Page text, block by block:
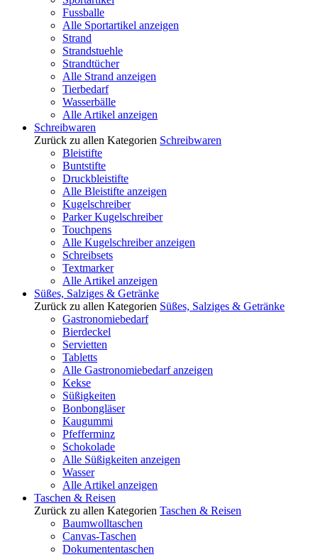
Fussballe
Alle Sportartikel anzeigen
Strand
Strandstuehle
Strandtücher
Alle Strand anzeigen
Tierbedarf
Wasserbälle
Alle Artikel anzeigen
Schreibwaren
Zurück zu allen Kategorien Schreibwaren
Bleistifte
Buntstifte
Druckbleistifte
Alle Bleistifte anzeigen
Kugelschreiber
Parker Kugelschreiber
Touchpens
Alle Kugelschreiber anzeigen
Schreibsets
Textmarker
Alle Artikel anzeigen
Süßes, Salziges & Getränke
Zurück zu allen Kategorien Süßes, Salziges & Getränke
Gastronomiebedarf
Bierdeckel
Servietten
Tabletts
Alle Gastronomiebedarf anzeigen
Kekse
Süßigkeiten
Bonbongläser
Kaugummi
Pfefferminz
Schokolade
Alle Süßigkeiten anzeigen
Wasser
Alle Artikel anzeigen
Taschen & Reisen
Zurück zu allen Kategorien Taschen & Reisen
Baumwolltaschen
Canvas-Taschen
Dokumententaschen